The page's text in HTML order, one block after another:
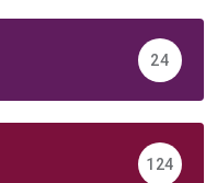
24
124